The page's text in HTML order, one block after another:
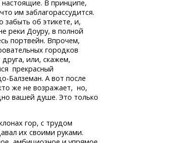
В принципе,
им заблагорассудится.
забыть об этикете, и,
реки Доуру, в полной
портвейн. Впрочем,
городков
или, скажем,
прекрасный
Балземан. А вот после
же не возражает, но,
вашей душе. Это только
гор, с трудом
их своими руками.